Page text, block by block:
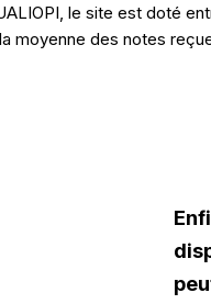
le site est doté
moyenne des notes